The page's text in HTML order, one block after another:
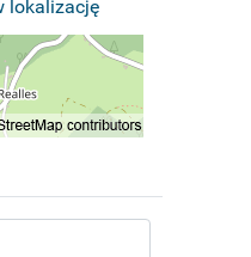
lokalizację